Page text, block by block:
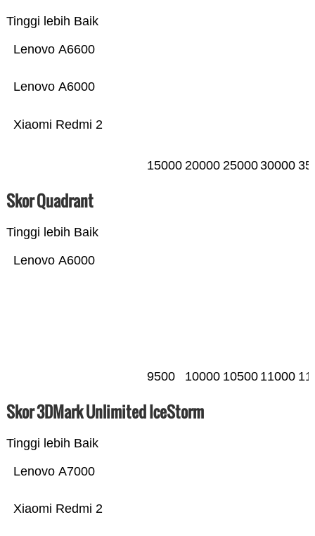
Tinggi lebih Baik
Xiaomi Redmi 2
Lenovo A6000
Lenovo A6600
15000 20000 2500030000
Skor Quadrant
Tinggi lebih Baik
Lenovo A6000
9500 10000 10500 11000
Skor 3DMark Unlimited IceStorm
Tinggi lebih Baik
Xiaomi Redmi 2
Lenovo A7000